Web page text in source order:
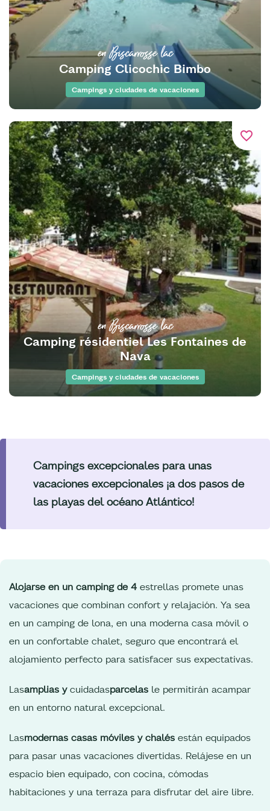
en Biscarrosse lac
Camping Clicochic Bimbo
Campings y ciudades de vacaciones
favorite_border
en Biscarrosse lac
Camping résidentiel Les Fontaines de
Nava
Campings y ciudades de vacaciones
Campings excepcionales para unas
vacaciones excepcionales ¡a dos pasos de
las playas del océano Atlántico!
Alojarse en un camping de 4 estrellas promete unas
vacaciones que combinan confort y relajación. Ya sea
en un camping de lona, en una moderna casa móvil o
en un confortable chalet, seguro que encontrará el
alojamiento perfecto para satisfacer sus expectativas.
Lasamplias y cuidadasparcelas le permitirán acampar
en un entorno natural excepcional.
Lasmodernas casas móviles y chalés están equipados
para pasar unas vacaciones divertidas. Relájese en un
espacio bien equipado, con cocina, cómodas
habitaciones y una terraza para disfrutar del aire libre.